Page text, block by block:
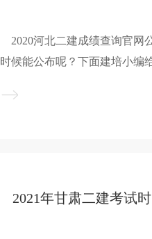
2020河北二建成绩查询官网
时候能公布呢？下面建培小编